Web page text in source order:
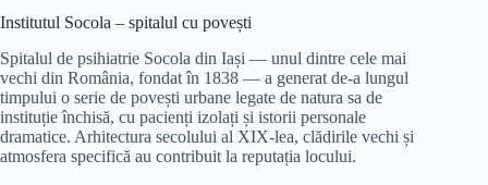
Institutul Socola – spitalul cu povești
Spitalul de psihiatrie Socola din Iași — unul dintre cele mai
vechi din România, fondat în 1838 — a generat de-a lungul
timpului o serie de povești urbane legate de natura sa de
instituție închisă, cu pacienți izolați și istorii personale
dramatice. Arhitectura secolului al XIX-lea, clădirile vechi și
atmosfera specifică au contribuit la reputația locului.